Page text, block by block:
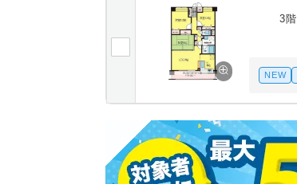
3階
NEW